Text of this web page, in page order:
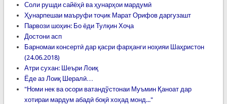
Соли рушди сайёҳӣ ва ҳунарҳои мардумӣ
Ҳунарпешаи маъруфи тоҷик Марат Орифов даргузашт
Парвози шоҳин: Бо ёди Тулқин Хоҷа
Достони асп
Барномаи консертӣ дар қасри фарҳанги ноҳияи Шаҳристон
(24.06.2018)
Атри сухан: Шеъри Лоиқ
Ёде аз Лоиқ Шералӣ…
"Номи нек ва осори ватандўстонаи Муъмин Қаноат дар
хотираи мардум абадӣ боқӣ хоҳад монд..."